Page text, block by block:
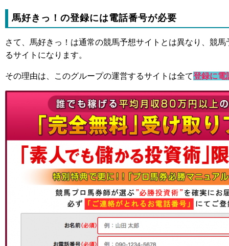
馬好きっ！の登録には電話番号が必要
さて、馬好きっ！は通常の競馬予想サイトとは異なり、競
るサイトになります。
その理由は、このグループの運営するサイトは全て登録に電